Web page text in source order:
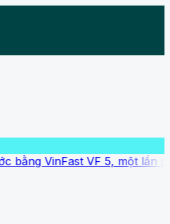
VF 5, một lần sạc đi